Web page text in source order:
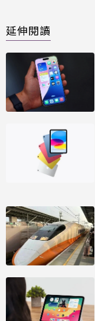
延伸閱讀